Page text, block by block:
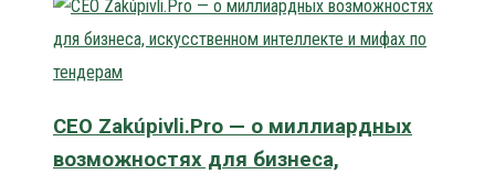
CEO Zakúpivli.Pro — о миллиардных
возможностях для бизнеса,